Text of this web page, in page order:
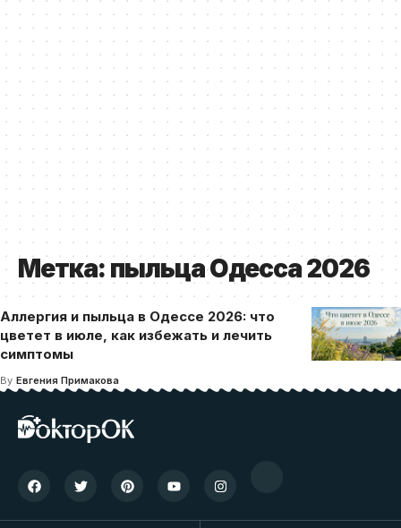
Метка: пыльца Одесса 2026
Аллергия и пыльца в Одессе 2026: что
цветет в июле, как избежать и лечить
симптомы
By Евгения Примакова